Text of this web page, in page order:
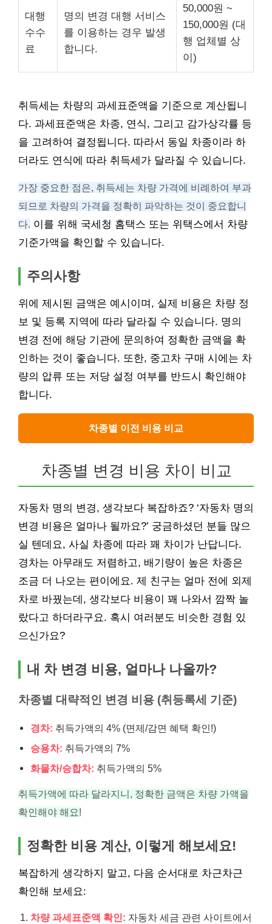
대행
수수
료
명의 변경 대행 서비스
를 이용하는 경우 발생
합니다.
50,000원 ~
150,000원 (대
행 업체별 상
이)
취득세는 차량의 과세표준액을 기준으로 계산됩니
다. 과세표준액은 차종, 연식, 그리고 감가상각률 등
을 고려하여 결정됩니다. 따라서 동일 차종이라 하
더라도 연식에 따라 취득세가 달라질 수 있습니다.
가장 중요한 점은, 취득세는 차량 가격에 비례하여 부과
되므로 차량의 가격을 정확히 파악하는 것이 중요합니
다. 이를 위해 국세청 홈택스 또는 위택스에서 차량
기준가액을 확인할 수 있습니다.
주의사항
위에 제시된 금액은 예시이며, 실제 비용은 차량 정
보 및 등록 지역에 따라 달라질 수 있습니다. 명의
변경 전에 해당 기관에 문의하여 정확한 금액을 확
인하는 것이 좋습니다. 또한, 중고차 구매 시에는 차
량의 압류 또는 저당 설정 여부를 반드시 확인해야
합니다.
차종별 이전 비용 비교
차종별 변경 비용 차이 비교
자동차 명의 변경, 생각보다 복잡하죠? ‘자동차 명의
변경 비용은 얼마나 될까요?’ 궁금하셨던 분들 많으
실 텐데요, 사실 차종에 따라 꽤 차이가 난답니다.
경차는 아무래도 저렴하고, 배기량이 높은 차종은
조금 더 나오는 편이에요. 제 친구는 얼마 전에 외제
차로 바꿨는데, 생각보다 비용이 꽤 나와서 깜짝 놀
랐다고 하더라구요. 혹시 여러분도 비슷한 경험 있
으신가요?
내 차 변경 비용, 얼마나 나올까?
차종별 대략적인 변경 비용 (취등록세 기준)
경차: 취득가액의 4% (면제/감면 혜택 확인!)
승용차: 취득가액의 7%
화물차/승합차: 취득가액의 5%
취득가액에 따라 달라지니, 정확한 금액은 차량 가액을
확인해야 해요!
정확한 비용 계산, 이렇게 해보세요!
복잡하게 생각하지 말고, 다음 순서대로 차근차근
확인해 보세요:
차량 과세표준액 확인: 자동차 세금 관련 사이트에서